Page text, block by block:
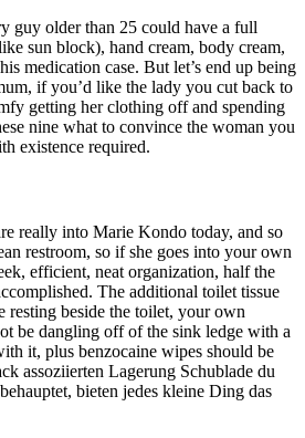
guy older than 25 could have a full
sun block), hand cream, body cream,
medication case. But let’s end up being
if you’d like the lady you cut back to
getting her clothing off and spending
nine what to convince the woman you
existence required.
really into Marie Kondo today, and so
restroom, so if she goes into your own
efficient, neat organization, half the
The additional toilet tissue
resting beside the toilet, your own
be dangling off of the sink ledge with a
it, plus benzocaine wipes should be
assoziierten Lagerung Schublade du
bieten jedes kleine Ding das